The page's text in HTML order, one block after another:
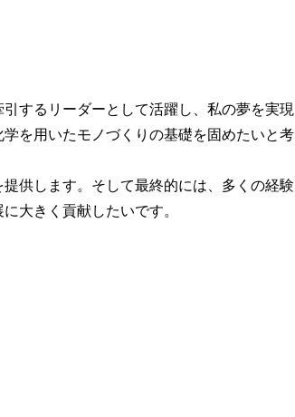
するリーダーとして活躍し、私の夢を実現
を用いたモノづくりの基礎を固めたいと考
供します。そして最終的には、多くの経験
大きく貢献したいです。